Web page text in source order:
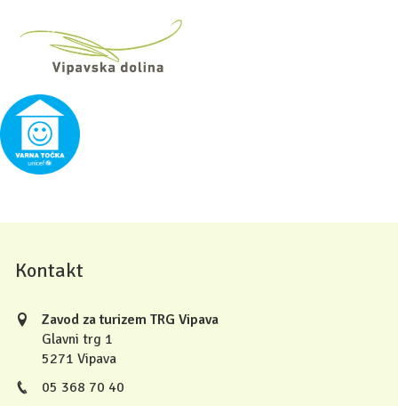
Kontakt
Zavod za turizem TRG Vipava
Glavni trg 1
5271 Vipava
05 368 70 40